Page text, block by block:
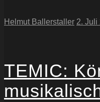
Helmut Ballerstaller 2. Juli
TEMIC: